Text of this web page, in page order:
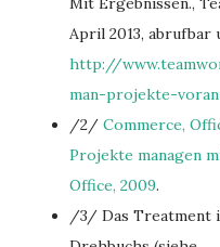
April 2013, abrufbar
http://
man-projekte-
/2/ Commerce,
Projekte managen
Office, 2009.
/3/ Das Treatment